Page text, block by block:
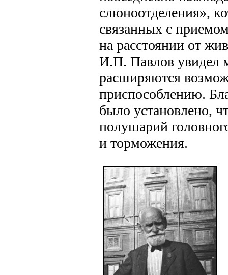
слюноотделения»,
связанных с
на расстоянии от
И.П. Павлов увидел
расширяются
приспособлению.
было установлено,
полушарий
и торможения.